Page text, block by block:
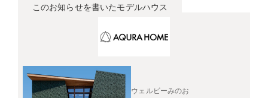
このお知らせを書いたモデルハウス
ウェルビーみのお